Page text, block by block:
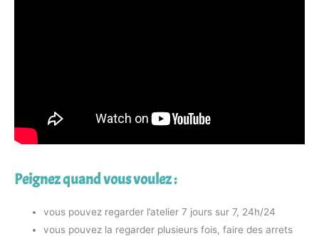
Peignez quand vous voulez :
vous pouvez regarder l’atelier 7 jours sur 7, 24h/24
vous pouvez la regarder plusieurs fois, faire des arrets